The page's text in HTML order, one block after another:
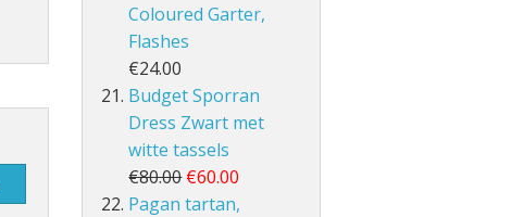
Coloured Garter,
Flashes
€24.00
Budget Sporran
Dress Zwart met
witte tassels
€80.00 €60.00
Pagan tartan,